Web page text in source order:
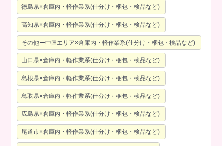
徳島県×倉庫内・軽作業系(仕分け・梱包・検品など)
高知県×倉庫内・軽作業系(仕分け・梱包・検品など)
その他ー中国エリア×倉庫内・軽作業系(仕分け・梱包・検品など)
山口県×倉庫内・軽作業系(仕分け・梱包・検品など)
島根県×倉庫内・軽作業系(仕分け・梱包・検品など)
鳥取県×倉庫内・軽作業系(仕分け・梱包・検品など)
広島県×倉庫内・軽作業系(仕分け・梱包・検品など)
尾道市×倉庫内・軽作業系(仕分け・梱包・検品など)